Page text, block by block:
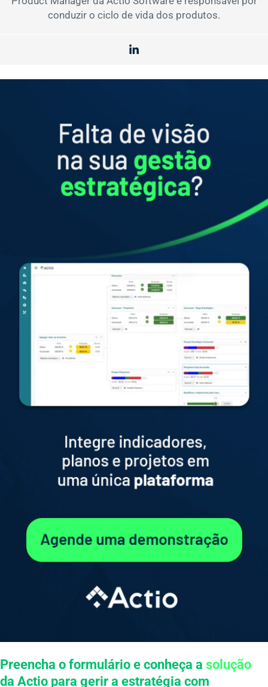
conduzir o ciclo de vida dos produtos.
Preencha o formulário e conheça a solução
da Actio para gerir a estratégia com